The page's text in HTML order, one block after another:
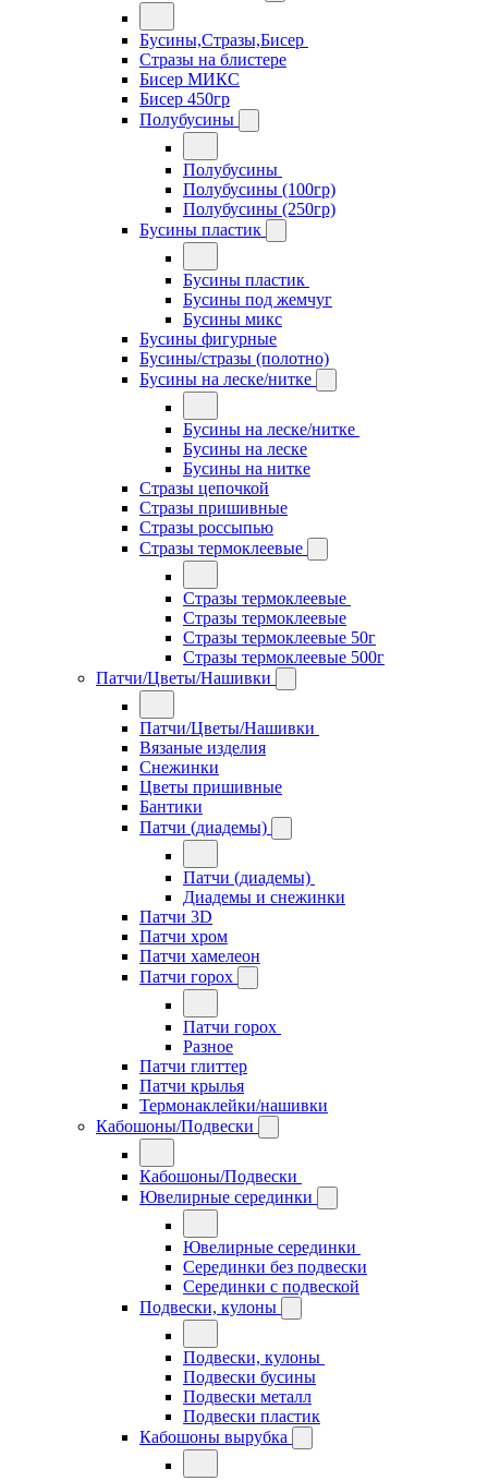
Бусины,Стразы,Бисер
Стразы на блистере
Бисер МИКС
Бисер 450гр
Полубусины
Полубусины
Полубусины (100гр)
Полубусины (250гр)
Бусины пластик
Бусины пластик
Бусины под жемчуг
Бусины микс
Бусины фигурные
Бусины/стразы (полотно)
Бусины на леске/нитке
Бусины на леске/нитке
Бусины на леске
Бусины на нитке
Стразы цепочкой
Стразы пришивные
Стразы россыпью
Стразы термоклеевые
Стразы термоклеевые
Стразы термоклеевые
Стразы термоклеевые 50г
Стразы термоклеевые 500г
Патчи/Цветы/Нашивки
Патчи/Цветы/Нашивки
Вязаные изделия
Снежинки
Цветы пришивные
Бантики
Патчи (диадемы)
Патчи (диадемы)
Диадемы и снежинки
Патчи 3D
Патчи хром
Патчи хамелеон
Патчи горох
Патчи горох
Разное
Патчи глиттер
Патчи крылья
Термонаклейки/нашивки
Кабошоны/Подвески
Кабошоны/Подвески
Ювелирные серединки
Ювелирные серединки
Серединки без подвески
Серединки с подвеской
Подвески, кулоны
Подвески, кулоны
Подвески бусины
Подвески металл
Подвески пластик
Кабошоны вырубка